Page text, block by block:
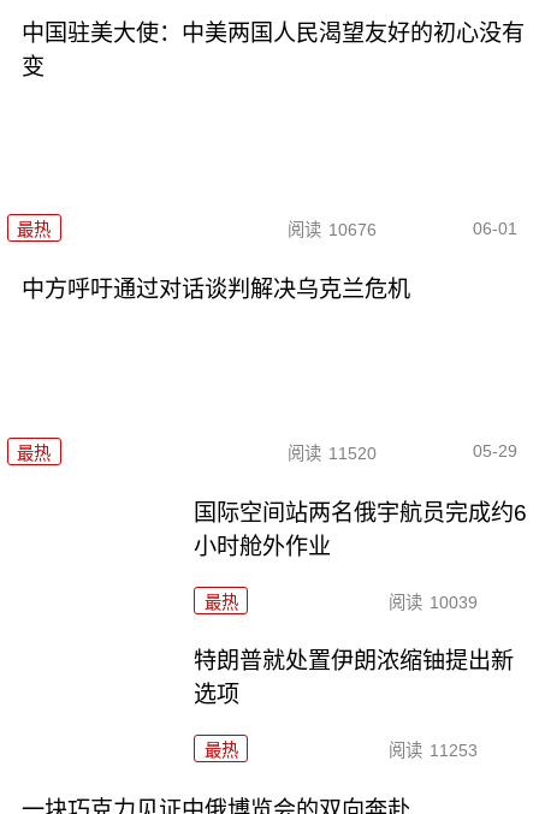
中国驻美大使：中美两国人民渴望友好的初心没有
变
最热 阅读 10676 06-01
中方呼吁通过对话谈判解决乌克兰危机
最热 阅读 11520 05-29
国际空间站两名俄宇航员完成约6
小时舱外作业
最热 阅读 10039
特朗普就处置伊朗浓缩铀提出新
选项
最热 阅读 11253